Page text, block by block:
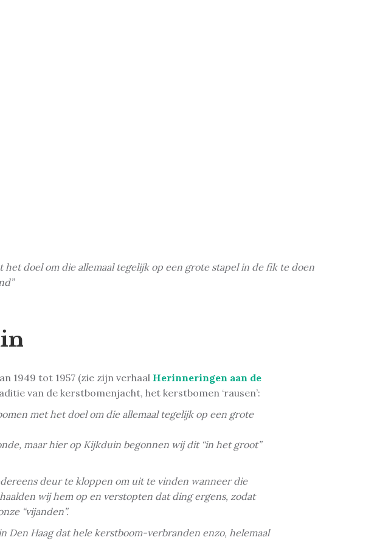
doel om die allemaal tegelijk op een grote stapel in de fik te doen
1949 tot 1957 (zie zijn verhaal Herinneringen aan de
van de kerstbomenjacht, het kerstbomen ‘rausen’:
met het doel om die allemaal tegelijk op een grote
maar hier op Kijkduin begonnen wij dit “in het groot”
deur te kloppen om uit te vinden wanneer die
wij hem op en verstopten dat ding ergens, zodat
“vijanden”.
Den Haag dat hele kerstboom-verbranden enzo, helemaal